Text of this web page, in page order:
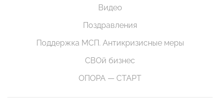
Видео
Поздравления
Поддержка МСП. Антикризисные меры
СВОй бизнес
ОПОРА — СТАРТ